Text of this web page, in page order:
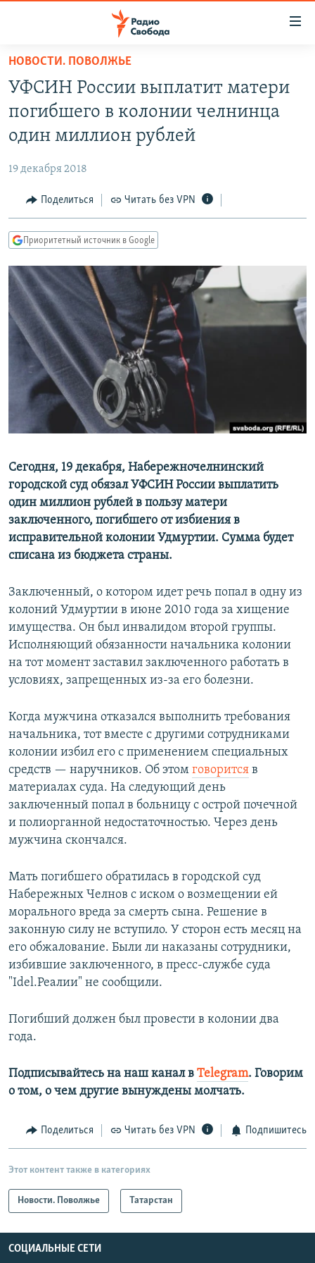
упрощенного
доступа
Вернуться
основному
Вернутся
Вернутся
поиску
ПОДКАСТЫ
МНЕНИЯ
КУЛЬТУРА
КАВКАЗ.РЕАЛИИ
СЕВЕР.РЕАЛИИ
СИБИРЬ.РЕАЛИИ
РАСПИСАНИЕ ВЕЩАНИЯ
ПОДПИШИТЕСЬ НА РАССЫЛКУ
СОЦИАЛЬНЫЕ СЕТИ
Все сайты РСЕ/РС
НОВОСТИ. ПОВОЛЖЬЕ
УФСИН России выплатит матери
погибшего в колонии челнинца
один миллион рублей
19 декабря 2018
Поделиться Читать без VPN
Приоритетный источник в Google
Сегодня, 19 декабря, Набережночелнинский
городской суд обязал УФСИН России выплатить
один миллион рублей в пользу матери
заключенного, погибшего от избиения в
исправительной колонии Удмуртии. Сумма будет
списана из бюджета страны.
Заключенный, о котором идет речь попал в одну из
колоний Удмуртии в июне 2010 года за хищение
имущества. Он был инвалидом второй группы.
Исполняющий обязанности начальника колонии
на тот момент заставил заключенного работать в
условиях, запрещенных из-за его болезни.
Когда мужчина отказался выполнить требования
начальника, тот вместе с другими сотрудниками
колонии избил его с применением специальных
средств — наручников. Об этом говорится в
материалах суда. На следующий день
заключенный попал в больницу с острой почечной
и полиорганной недостаточностью. Через день
мужчина скончался.
Мать погибшего обратилась в городской суд
Набережных Челнов с иском о возмещении ей
морального вреда за смерть сына. Решение в
законную силу не вступило. У сторон есть месяц на
его обжалование. Были ли наказаны сотрудники,
избившие заключенного, в пресс-службе суда
"Idel.Реалии" не сообщили.
Погибший должен был провести в колонии два
года.
Подписывайтесь на наш канал в Telegram. Говорим
о том, о чем другие вынуждены молчать.
Поделиться Читать без VPN Подпишитесь
Этот контент также в категориях
Новости. Поволжье Татарстан
СОЦИАЛЬНЫЕ СЕТИ